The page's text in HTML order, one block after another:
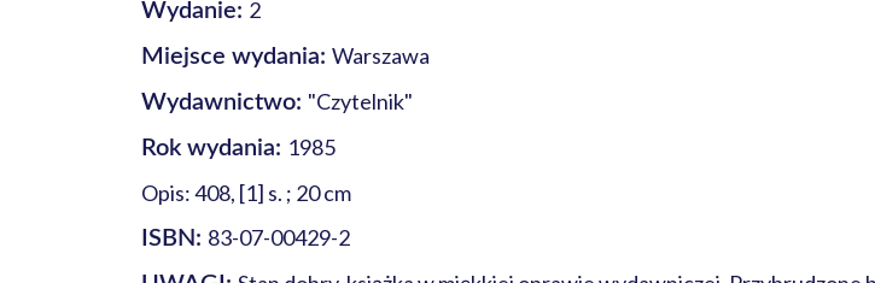
Wydanie: 2
Miejsce wydania: Warszawa
Wydawnictwo: "Czytelnik"
Rok wydania: 1985
Opis: 408, [1] s. ; 20 cm
ISBN: 83-07-00429-2